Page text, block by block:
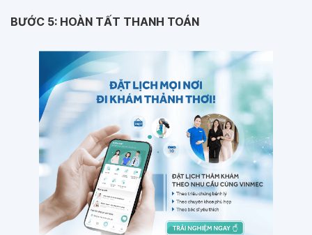
BƯỚC 5: HOÀN TẤT THANH TOÁN